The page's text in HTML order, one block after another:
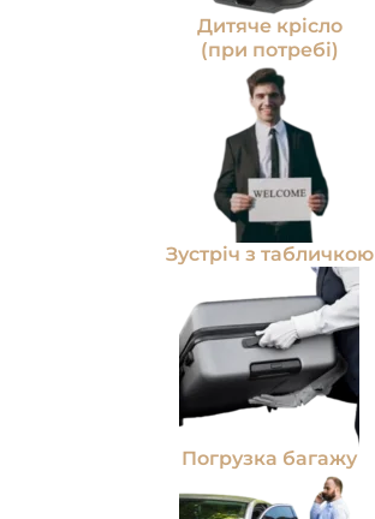
Дитяче крісло
(при потребі)
Зустріч з табличкою
Погрузка багажу